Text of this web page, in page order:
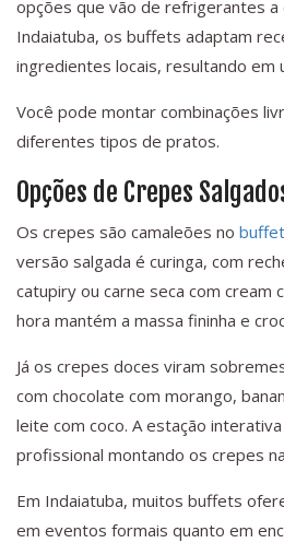
opções que vão de refrigerantes a
Indaiatuba, os buffets adaptam
ingredientes locais, resultando em
Você pode montar combinações
diferentes tipos de pratos.
Opções de Crepes
Os crepes são camaleões no
versão salgada é curinga, com
catupiry ou carne seca com cream
hora mantém a massa fininha e
Já os crepes doces viram
com chocolate com morango,
leite com coco. A estação
profissional montando os crepes
Em Indaiatuba, muitos buffets
em eventos formais quanto em